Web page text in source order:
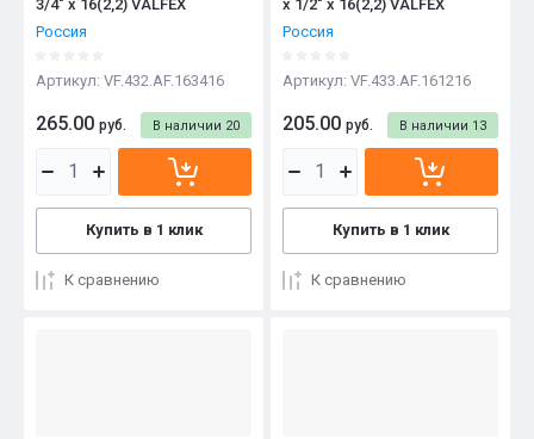
3/4" х 16(2,2) VALFEX
Россия
Артикул: VF.432.AF.163416
В наличии 20
265.00 руб.
Купить в 1 клик
К сравнению
х 1/2" х 16(2,2) VALFEX
Россия
Артикул: VF.433.AF.161216
В наличии 13
205.00 руб.
Купить в 1 клик
К сравнению